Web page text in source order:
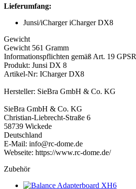
Lieferumfang:
Junsi/iCharger iCharger DX8
Gewicht
Gewicht 561 Gramm
Informationspflichten gemäß Art. 19 GPSR
Produkt: Junsi DX 8
Artikel-Nr: ICharger DX8
Hersteller: SieBra GmbH & Co. KG
SieBra GmbH & Co. KG
Christian-Liebrecht-Straße 6
58739 Wickede
Deutschland
E-Mail: info@rc-dome.de
Webseite: https://www.rc-dome.de/
Zubehör